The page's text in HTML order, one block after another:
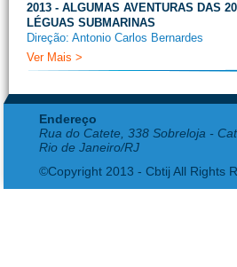
2013 - ALGUMAS AVENTURAS DAS
LÉGUAS SUBMARINAS
Direção: Antonio Carlos Bernardes
Ver Mais >
Endereço
Rua do Catete, 338 Sobreloja -
Rio de Janeiro/RJ
©Copyright 2013 - Cbtij All Rights